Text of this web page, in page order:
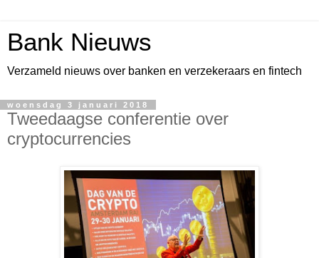
Bank Nieuws
Verzameld nieuws over banken en verzekeraars en fintech
woensdag 3 januari 2018
Tweedaagse conferentie over
cryptocurrencies